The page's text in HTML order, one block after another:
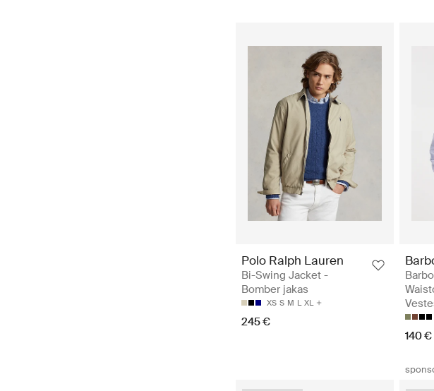
Polo Ralph Lauren
Bi-Swing Jacket -
Bomber jakas
XS S M L XL
245 €
140 €